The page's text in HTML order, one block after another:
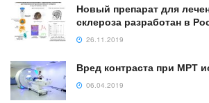
Новый препарат для
склероза разработан в
26.11.2019
Вред контраста при МРТ
06.04.2019